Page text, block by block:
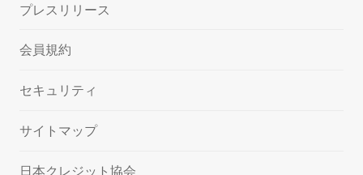
プレスリリース
会員規約
セキュリティ
サイトマップ
日本クレジット協会